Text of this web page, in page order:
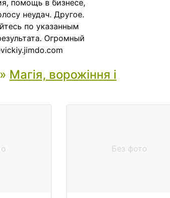
помощь в бизнесе,
неудач. Другое.
по указанным
Огромный
» Магія, ворожіння і
Без фото